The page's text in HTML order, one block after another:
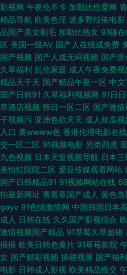
人插 国产亚州片 国产精品18p 日韩无码一
情另类综合 91网站国产 色先锋依依 91n欧
伦理片 伊人青青大香蕉 老司机社区 成人
幕欧美日韩一区 亚洲羞羞视频成人片 岛国
上a级视频 日本不卡465 91熟妇 丁香五月
亚洲 海角导航福利 国自产偷精品综合 成
视频 制服中文人妻专区 大香蕉影占91 久久
播放 人妖ts网址 亚洲视频色色 国产三级在
国夜夜黄网站 成人自拍超碰 欧美性爱激情
色插 亚洲图片网AV AV另类AV 天堂精品
人妖伪娘另类h啪啪 自拍色综合 抖阴在线
影视网 午夜伦不卡 加勒比性爱网
精品导航 欧美色淫 波多野结依电影
品国产美女剃毛 加勒比熟女 91碰
区 美国一级AV 国产人在线成免费
国产视频 国产人成无码视频 国产
久草福利 乱伦家庭 成人午夜免费视
精品天干天 国产精品午夜一区 中
国产日韩91 久草福利视频网 91日
草酒店视频 韩日一区二区 国产激
子视频污 亚洲色欲天天 成人丝瓜视
入口 黄wwww色 香港伦理电影在线
交一区二区 91视频电影 另类四虎
九色视频 日本天堂视频导航 日本
美怡红院院二区 爱豆传媒观看网站
国产日韩精品91 91视频网站在线
拍最新网址 青青草国产成人 黄色
gayv 91色情激情网 中国韩国日本
成人 日韩在线 久久国产影视综合
激情视频国产精品 91草莓久草超碰
插插 欧美日韩色黄片 91草莓影院
女 国产精彩视频 操碰视屏 国产福
电影 日韩成人影视 欧美精品性交